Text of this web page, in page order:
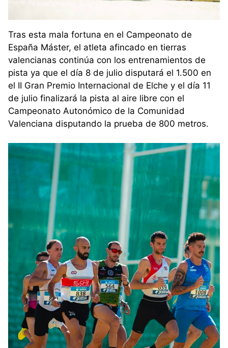
Tras esta mala fortuna en el Campeonato de
España Máster, el atleta afincado en tierras
valencianas continúa con los entrenamientos de
pista ya que el día 8 de julio disputará el 1.500 en
el II Gran Premio Internacional de Elche y el día 11
de julio finalizará la pista al aire libre con el
Campeonato Autonómico de la Comunidad
Valenciana disputando la prueba de 800 metros.